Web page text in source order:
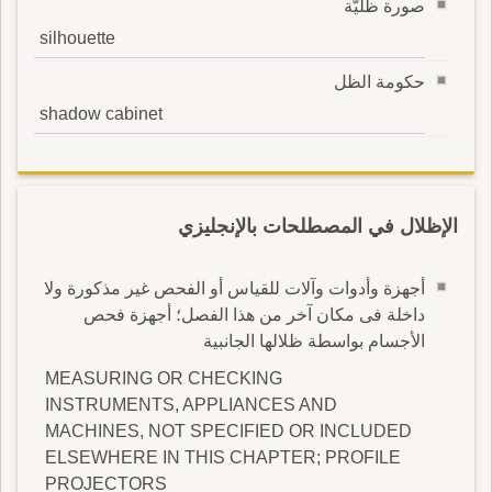
صورة ظليّة
silhouette
حكومة الظل
shadow cabinet
الإظلال في المصطلحات بالإنجليزي
أجهزة وأدوات وآلات للقياس أو الفحص غير مذكورة ولا
داخلة فى مكان آخر من هذا الفصل؛ أجهزة فحص
الأجسام بواسطة ظلالها الجانبية
MEASURING OR CHECKING
INSTRUMENTS, APPLIANCES AND
MACHINES, NOT SPECIFIED OR INCLUDED
ELSEWHERE IN THIS CHAPTER; PROFILE
PROJECTORS